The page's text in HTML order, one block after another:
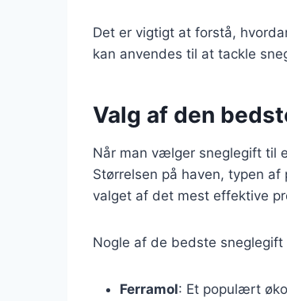
Det er vigtigt at forstå,
kan anvendes til at tackle
Valg af den
Når man vælger sneglegift til
Størrelsen på haven, typen
valget af det mest effektive
Nogle af de bedste
Ferramol: Et populært